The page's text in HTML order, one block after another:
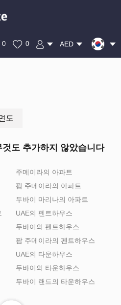
0 0 AED
도
도 추가하지 않았습니다
주메이라의 아파트
팜 주메이라의 아파트
두바이 마리나의 아파트
UAE의 펜트하우스
두바이의 펜트하우스
팜 주메이라의 펜트하우스
UAE의 타운하우스
두바이의 타운하우스
두바이 랜드의 타운하우스